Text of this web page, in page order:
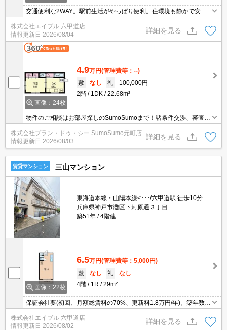
交通便利な2WAY。駅前生活がやっぱり便利。住環境も静かで安心
自炊もバッチリ。エアコン付き。収納たっぷり。オンライン内見対
応可。
株式会社エイブル 六甲道店
情報更新日 2026/08/04
詳細を見る
画像：24枚
4.9万円(管理費等：--)
敷
なし 礼
100,000円
2階
1DK 22.68m²
物件のご相談はお部屋探しのSumoSumoまで！諸条件交渉、審査等
自信がございます！是非一度ご相談ください♪♪
株式会社プラン・ドゥ・シー SumoSumo元町店
情報更新日 2026/08/03
詳細を見る
賃貸マンション 三山マンション
東海道本線・山陽本線<･･･/六甲道駅 徒歩10分
兵庫県神戸市灘区下河原通３丁目
築51年
4階建
画像：22枚
6.5万円(管理費等：5,000円)
敷
なし 礼
なし
4階
1R 29m²
保証会社要(初回、月額総賃料の70%、更新料1.8万円/年)。築年数で
は想像できないきれいなお部屋。ちょっと広めのお部屋をお探しの
あなたへ。TVモニターホンで安心生活を!。敷金・礼金0物件です!。
株式会社エイブル 六甲道店
情報更新日 2026/08/02
詳細を見る